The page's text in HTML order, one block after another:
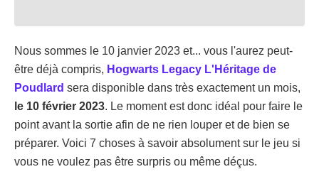
Nous sommes le 10 janvier 2023 et... vous l'aurez peut-
être déjà compris, Hogwarts Legacy L'Héritage de
Poudlard sera disponible dans très exactement un mois,
le 10 février 2023. Le moment est donc idéal pour faire le
point avant la sortie afin de ne rien louper et de bien se
préparer. Voici 7 choses à savoir absolument sur le jeu si
vous ne voulez pas être surpris ou même déçus.